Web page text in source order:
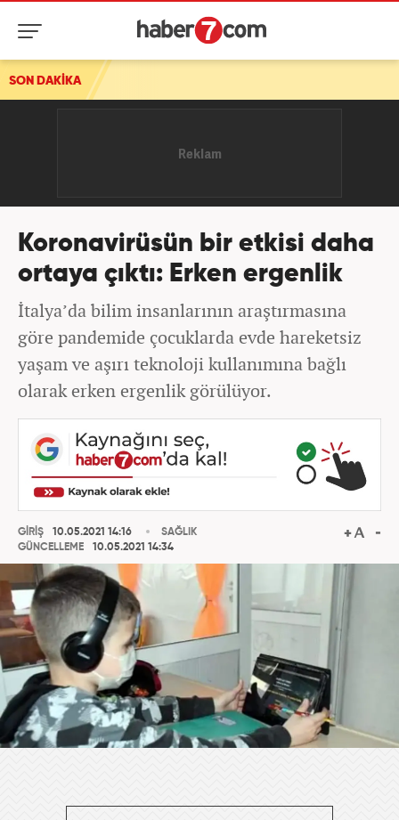
SON DAKİKA
Koronavirüsün bir etkisi daha
ortaya çıktı: Erken ergenlik
İtalya’da bilim insanlarının araştırmasına
göre pandemide çocuklarda evde hareketsiz
yaşam ve aşırı teknoloji kullanımına bağlı
olarak erken ergenlik görülüyor.
GİRİŞ
10.05.2021 14:16
GÜNCELLEME
10.05.2021 14:34
SAĞLIK